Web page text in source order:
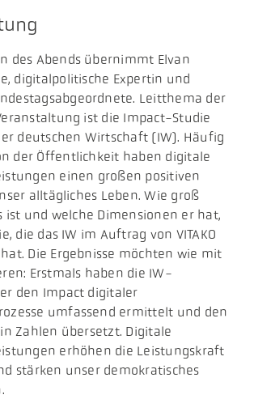
des Abends übernimmt Elvan
digitalpolitische Expertin und
Leitthema der
ist die Impact-Studie
deutschen Wirtschaft (IW). Häufig
der Öffentlichkeit haben digitale
einen großen positiven
alltägliches Leben. Wie groß
ist und welche Dimensionen er hat,
die das IW im Auftrag von VITAKO
Die Ergebnisse möchten wie mit
Erstmals haben die IW-
den Impact digitaler
umfassend ermittelt und den
Zahlen übersetzt. Digitale
erhöhen die Leistungskraft
stärken unser demokratisches